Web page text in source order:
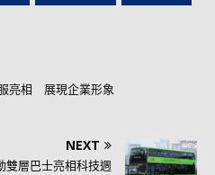
亮相 展現企業形象
NEXT
雙層巴士亮相科技週